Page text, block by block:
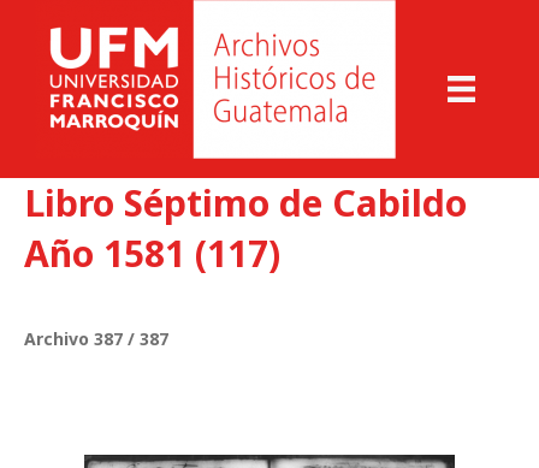
Libro Séptimo de Cabildo
Año 1581 (117)
Archivo 387 / 387